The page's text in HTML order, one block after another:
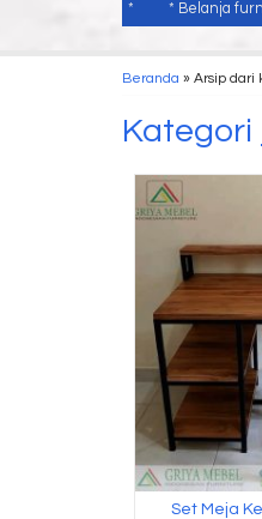
*
* Belanja
Beranda » Arsip dari
Kategori
Set Meja